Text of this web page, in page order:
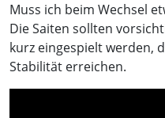
Muss ich beim Wechsel
Die Saiten sollten
kurz eingespielt werden,
Stabilität erreichen.